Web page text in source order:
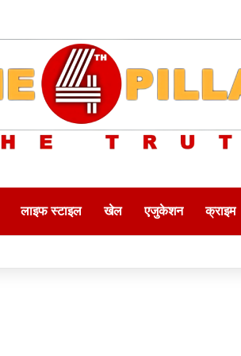
लाइफ स्टाइल खेल एजुकेशन क्राइम